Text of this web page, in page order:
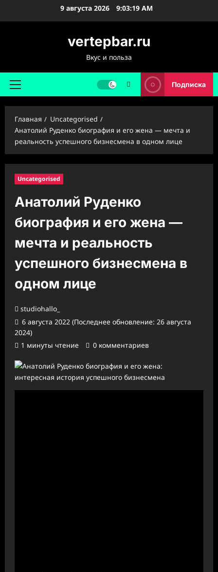
9 августа 2026 9:03:20 AM
vertepbar.ru
Вкус и польза
Основное
Подписка
Главная
Uncategorised
Анатолий Руденко биография и его жена — мечта и
реальность успешного бизнесмена в одном лице
Uncategorised
Анатолий Руденко
биография и его жена —
мечта и реальность
успешного бизнесмена в
одном лице
studiohallo_
6 августа 2022 (Последнее обновление: 26 августа
2024)
1 минуты чтение
0 комментариев